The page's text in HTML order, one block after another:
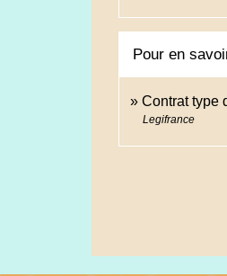
Pour en
Contrat type
Legifrance